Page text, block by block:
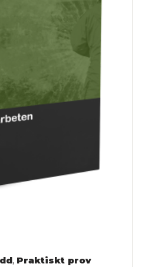
, Praktiskt prov